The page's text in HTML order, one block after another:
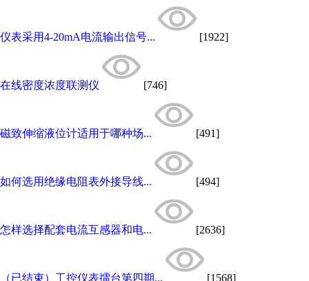
仪表采用4-20mA电流输出信号... [1922]
在线密度浓度联测仪 [746]
磁致伸缩液位计适用于哪种场... [491]
如何选用绝缘电阻表外接导线... [494]
怎样选择配套电流互感器和电... [2636]
（已结束）工控仪表擂台第四期... [1568]